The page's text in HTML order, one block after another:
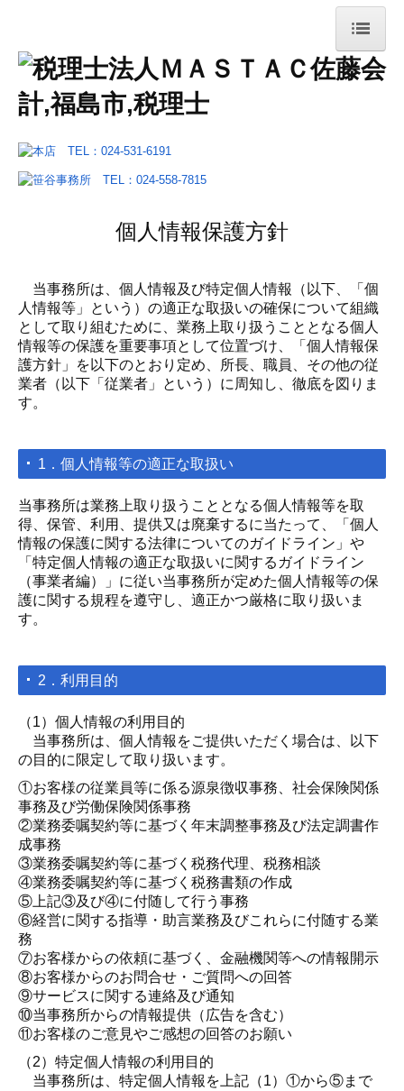
ホーム
サービス案内
採用情報
募集要項
個人情報保護方針
当事務所は、個人情報及び特定個人情報（以下、「個
人情報等」という）の適正な取扱いの確保について組織
として取り組むために、業務上取り扱うこととなる個人
情報等の保護を重要事項として位置づけ、「個人情報保
護方針」を以下のとおり定め、所長、職員、その他の従
業者（以下「従業者」という）に周知し、徹底を図りま
す。
1．個人情報等の適正な取扱い
当事務所は業務上取り扱うこととなる個人情報等を取
得、保管、利用、提供又は廃棄するに当たって、「個人
情報の保護に関する法律についてのガイドライン」や
「特定個人情報の適正な取扱いに関するガイドライン
（事業者編）」に従い当事務所が定めた個人情報等の保
護に関する規程を遵守し、適正かつ厳格に取り扱いま
す。
2．利用目的
（1）個人情報の利用目的
当事務所は、個人情報をご提供いただく場合は、以下
の目的に限定して取り扱います。
①お客様の従業員等に係る源泉徴収事務、社会保険関係
事務及び労働保険関係事務
②業務委嘱契約等に基づく年末調整事務及び法定調書作
成事務
③業務委嘱契約等に基づく税務代理、税務相談
④業務委嘱契約等に基づく税務書類の作成
⑤上記③及び④に付随して行う事務
⑥経営に関する指導・助言業務及びこれらに付随する業
務
⑦お客様からの依頼に基づく、金融機関等への情報開示
⑧お客様からのお問合せ・ご質問への回答
⑨サービスに関する連絡及び通知
⑩当事務所からの情報提供（広告を含む）
⑪お客様のご意見やご感想の回答のお願い
（2）特定個人情報の利用目的
当事務所は、特定個人情報を上記（1）①から⑤まで